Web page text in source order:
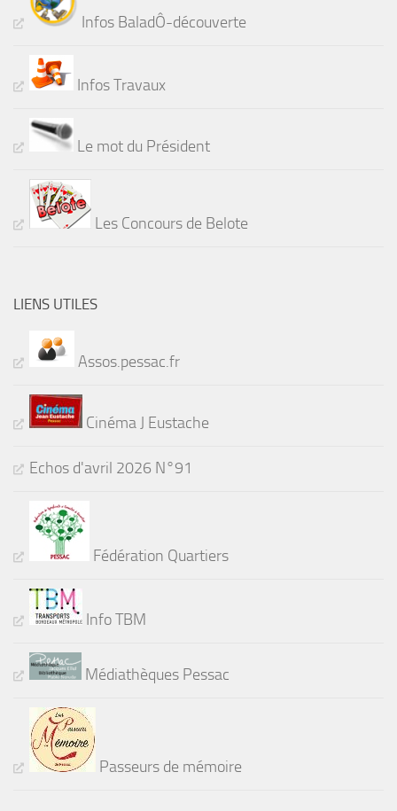
Infos BaladÔ-découverte
Infos Travaux
Le mot du Président
Les Concours de Belote
LIENS UTILES
Assos.pessac.fr
Cinéma J Eustache
Echos d'avril 2026 N°91
Fédération Quartiers
Info TBM
Médiathèques Pessac
Passeurs de mémoire